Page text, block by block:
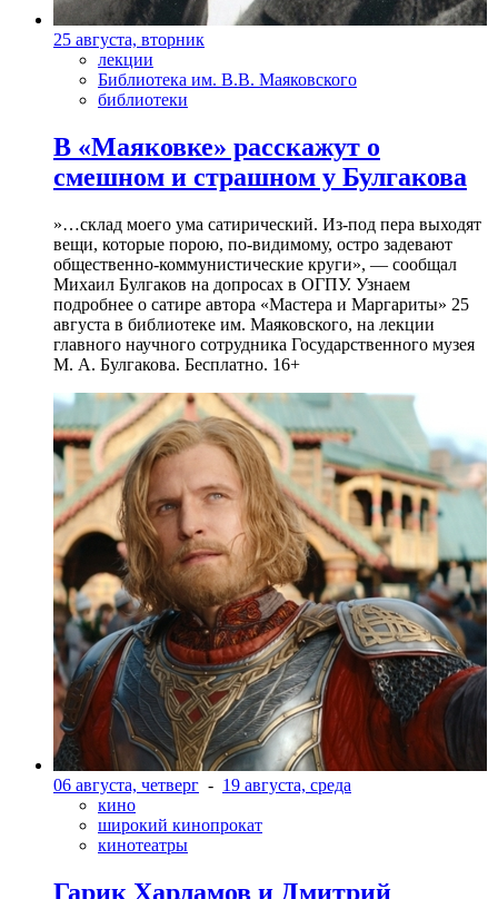
25 августа, вторник
лекции
Библиотека им. В.В. Маяковского
библиотеки
В «Маяковке» расскажут о
смешном и страшном у Булгакова
»…склад моего ума сатирический. Из-под пера выходят
вещи, которые порою, по-видимому, остро задевают
общественно-коммунистические круги», — сообщал
Михаил Булгаков на допросах в ОГПУ. Узнаем
подробнее о сатире автора «Мастера и Маргариты» 25
августа в библиотеке им. Маяковского, на лекции
главного научного сотрудника Государственного музея
М. А. Булгакова. Бесплатно. 16+
06 августа, четверг - 19 августа, среда
кино
широкий кинопрокат
кинотеатры
Гарик Харламов и Дмитрий